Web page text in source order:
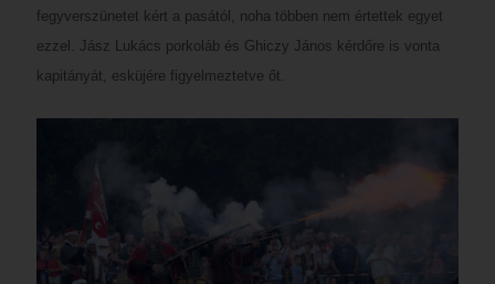
fegyverszünetet kért a pasától, noha többen nem értettek egyet
ezzel. Jász Lukács porkoláb és Ghiczy János kérdőre is vonta
kapitányát, esküjére figyelmeztetve őt.